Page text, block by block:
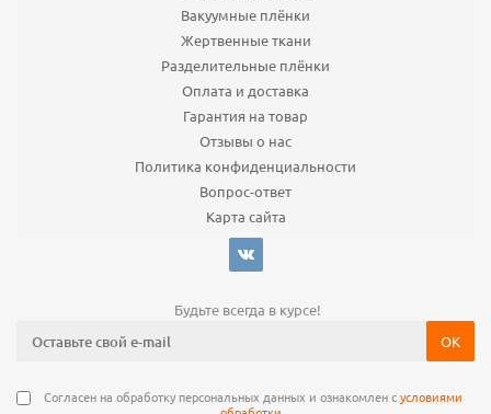
Вакуумные плёнки
Жертвенные ткани
Разделительные плёнки
Оплата и доставка
Гарантия на товар
Отзывы о нас
Политика конфиденциальности
Вопрос-ответ
Карта сайта
Будьте всегда в курсе!
Согласен на обработку персональных данных и ознакомлен сусловиями